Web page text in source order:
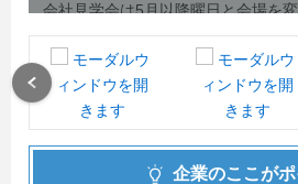
会社見学会は5月以降曜日と会場を
毎月第２・４日曜日に開催です♪
是非、陽気な採用担当に会いに来て
ホンダ歴ウン十年の私達が会社の雰
する事をお約束します☆
また、弊社はまだ出来立てホヤホヤ
企業のここがポ